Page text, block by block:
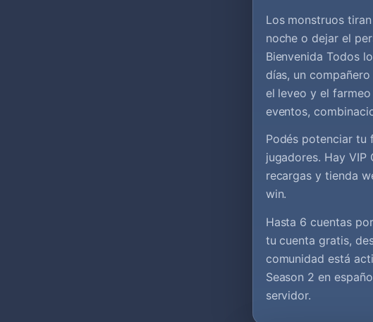
Los monstruos
noche o dejar el
Bienvenida Todos
días, un
el leveo y el
eventos,
Podés potenciar tu
jugadores. Hay
recargas y tienda
win.
Hasta 6 cuentas
tu cuenta gratis,
comunidad está
Season 2 en
servidor.